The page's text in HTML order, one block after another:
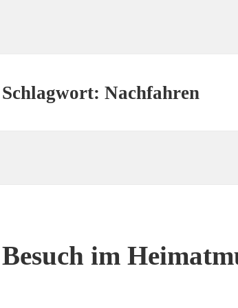
Schlagwort:Nachfahren
Besuch im